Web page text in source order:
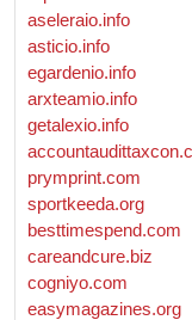
aseleraio.info
asticio.info
egardenio.info
arxteamio.info
getalexio.info
prymprint.com
sportkeeda.org
besttimespend.com
careandcure.biz
cogniyo.com
easymagazines.org